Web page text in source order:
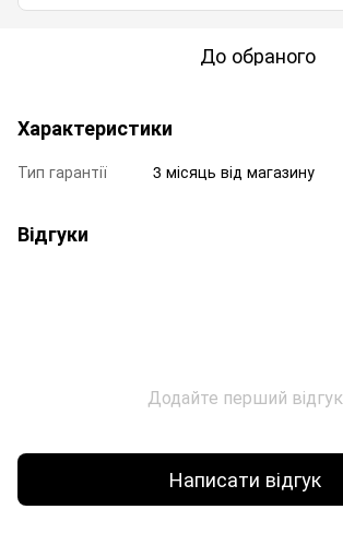
До обраного
Характеристики
Тип гарантії 3 місяць від магазину
Відгуки
Додайте перший відгук
Написати відгук